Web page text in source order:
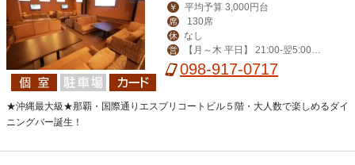
￥ 平均予算 3,000円台
席 130席
休 なし
営
【月～木 平日】 21:00-翌5:00
【その他】19:00-翌6:00
098-917-0717
★沖縄最大級★那覇・国際通りエスプリコートビル５階・大人数で楽しめるダイ
ニングバー誕生！